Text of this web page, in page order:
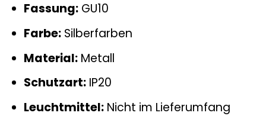
Fassung:GU10
Farbe:Silberfarben
Material:Metall
Schutzart:IP20
Leuchtmittel:Nicht im Lieferumfang